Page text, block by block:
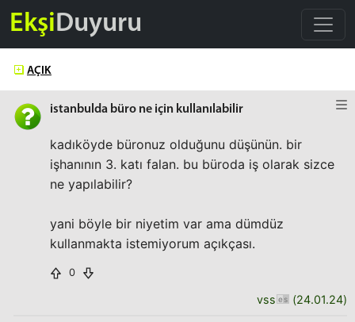
EkşiDuyuru
AÇIK
istanbulda büro ne için kullanılabilir
kadıköyde büronuz olduğunu düşünün. bir
işhanının 3. katı falan. bu büroda iş olarak sizce
ne yapılabilir?
yani böyle bir niyetim var ama dümdüz
kullanmakta istemiyorum açıkçası.
0
vss (24.01.24)